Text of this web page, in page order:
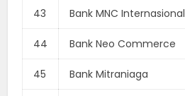
43 Bank MNC Internasional
44 Bank Neo Commerce
45 Bank Mitraniaga